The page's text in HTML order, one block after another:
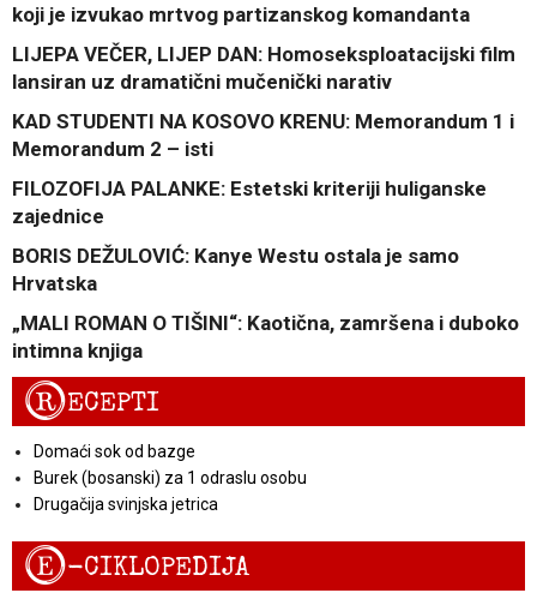
koji je izvukao mrtvog partizanskog komandanta
LIJEPA VEČER, LIJEP DAN: Homoseksploatacijski film
lansiran uz dramatični mučenički narativ
KAD STUDENTI NA KOSOVO KRENU: Memorandum 1 i
Memorandum 2 – isti
FILOZOFIJA PALANKE: Estetski kriteriji huliganske
zajednice
BORIS DEŽULOVIĆ: Kanye Westu ostala je samo
Hrvatska
„MALI ROMAN O TIŠINI“: Kaotična, zamršena i duboko
intimna knjiga
RECEPTI
Domaći sok od bazge
Burek (bosanski) za 1 odraslu osobu
Drugačija svinjska jetrica
E-CIKLOPEDIJA